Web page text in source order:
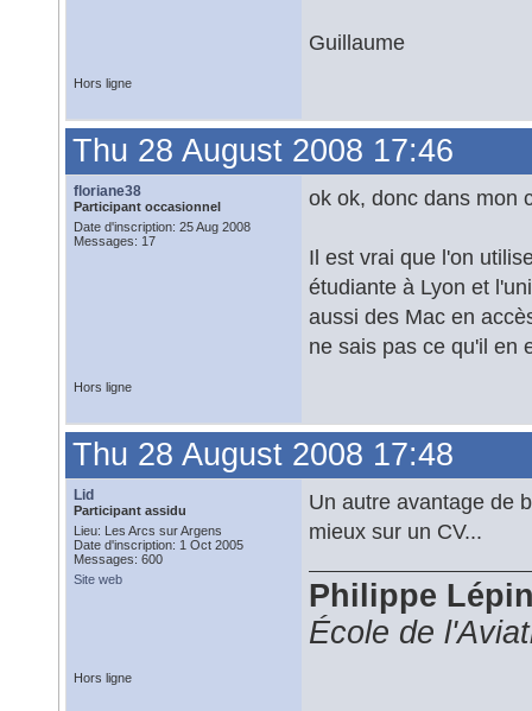
Guillaume
Hors ligne
Thu 28 August 2008 17:46
floriane38
Participant occasionnel
Date d'inscription: 25 Aug 2008
Messages: 17
ok ok, donc dans mon
Il est vrai que l'on
étudiante à Lyon et
aussi des Mac en
ne sais pas ce qu'il en
Hors ligne
Thu 28 August 2008 17:48
Lid
Participant assidu
Lieu: Les Arcs sur Argens
Date d'inscription: 1 Oct 2005
Messages: 600
Site web
Un autre avantage de
mieux sur un CV...
Philippe
École de
Hors ligne